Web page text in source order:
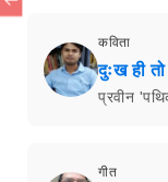
कविता
दुःख ही
प्रवीन
गीत